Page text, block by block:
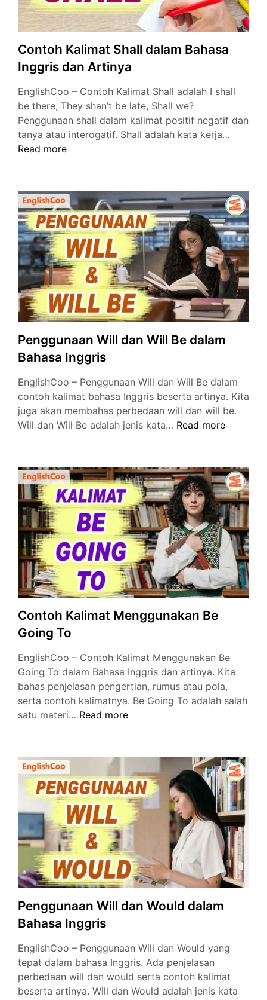
Contoh Kalimat Shall dalam Bahasa
Inggris dan Artinya
EnglishCoo – Contoh Kalimat Shall adalah I shall
be there, They shan’t be late, Shall we?
Penggunaan shall dalam kalimat positif negatif dan
tanya atau interogatif. Shall adalah kata kerja…
Bahasa
Inggris
dan
Artinya
Read more
Penggunaan Will dan Will Be dalam
Bahasa Inggris
EnglishCoo – Penggunaan Will dan Will Be dalam
contoh kalimat bahasa Inggris beserta artinya. Kita
juga akan membahas perbedaan will dan will be.
Will dan Will Be adalah jenis kata… Penggunaan
Will
Be
dalam
Bahasa
Inggris
Read more
Contoh Kalimat Menggunakan Be
Going To
EnglishCoo – Contoh Kalimat Menggunakan Be
Going To dalam Bahasa Inggris dan artinya. Kita
bahas penjelasan pengertian, rumus atau pola,
serta contoh kalimatnya. Be Going To adalah salah
satu materi… Contoh
Be
To
Read more
Penggunaan Will dan Would dalam
Bahasa Inggris
EnglishCoo – Penggunaan Will dan Would yang
tepat dalam bahasa Inggris. Ada penjelasan
perbedaan will dan would serta contoh kalimat
beserta artinya. Will dan Would adalah jenis kata